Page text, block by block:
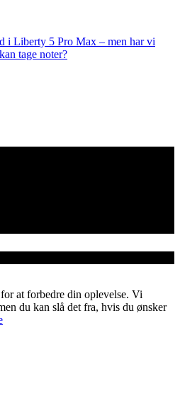
i Liberty 5 Pro Max – men har vi
tage noter?
at forbedre din oplevelse. Vi
du kan slå det fra, hvis du ønsker